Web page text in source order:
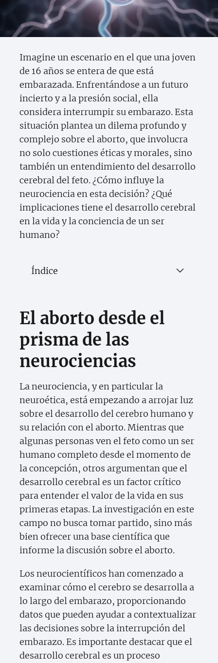
Imagine un escenario en el que una joven
de 16 años se entera de que está
embarazada. Enfrentándose a un futuro
incierto y a la presión social, ella
considera interrumpir su embarazo. Esta
situación plantea un dilema profundo y
complejo sobre el aborto, que involucra
no solo cuestiones éticas y morales, sino
también un entendimiento del desarrollo
cerebral del feto. ¿Cómo influye la
neurociencia en esta decisión? ¿Qué
implicaciones tiene el desarrollo cerebral
en la vida y la conciencia de un ser
humano?
Índice
El aborto desde el
prisma de las
neurociencias
La neurociencia, y en particular la
neuroética, está empezando a arrojar luz
sobre el desarrollo del cerebro humano y
su relación con el aborto. Mientras que
algunas personas ven el feto como un ser
humano completo desde el momento de
la concepción, otros argumentan que el
desarrollo cerebral es un factor crítico
para entender el valor de la vida en sus
primeras etapas. La investigación en este
campo no busca tomar partido, sino más
bien ofrecer una base científica que
informe la discusión sobre el aborto.
Los neurocientíficos han comenzado a
examinar cómo el cerebro se desarrolla a
lo largo del embarazo, proporcionando
datos que pueden ayudar a contextualizar
las decisiones sobre la interrupción del
embarazo. Es importante destacar que el
desarrollo cerebral es un proceso